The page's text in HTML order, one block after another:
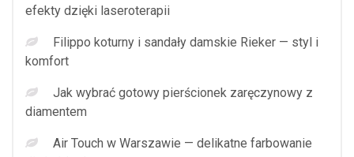
efekty dzięki laseroterapii
Filippo koturny i sandały damskie Rieker — styl i
komfort
Jak wybrać gotowy pierścionek zaręczynowy z
diamentem
Air Touch w Warszawie — delikatne farbowanie